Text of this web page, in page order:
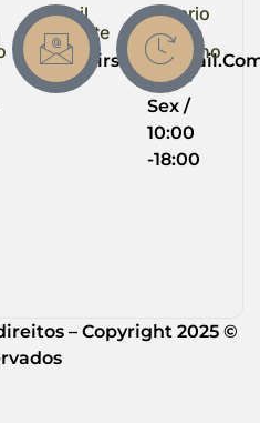
Email
Suporte
Horario
de
Trabalho
Seg -
Sex /
10:00
-18:00
– Copyright 2025 ©